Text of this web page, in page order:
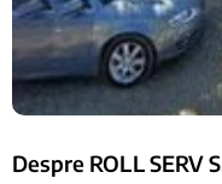
Despre ROLL SERV